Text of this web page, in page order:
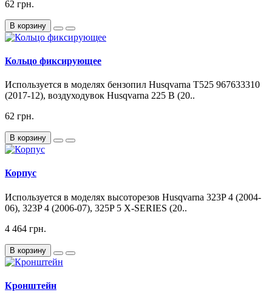
62 грн.
В корзину
Кольцо фиксирующее
Используется в моделях бензопил Husqvarna T525 967633310
(2017-12), воздуходувок Husqvarna 225 B (20..
62 грн.
В корзину
Корпус
Используется в моделях высоторезов Husqvarna 323P 4 (2004-
06), 323P 4 (2006-07), 325P 5 X-SERIES (20..
4 464 грн.
В корзину
Кронштейн